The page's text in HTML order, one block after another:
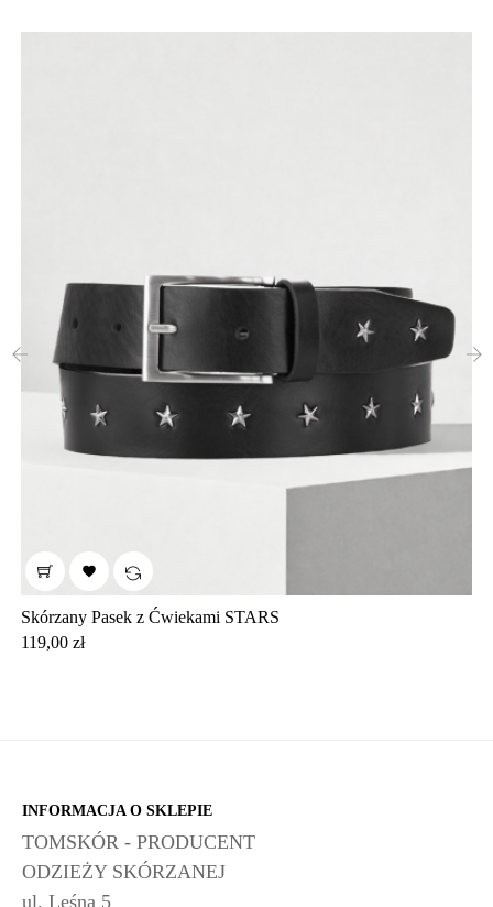

Skórzany Pasek z Ćwiekami STARS
Cena
119,00 zł
INFORMACJA O SKLEPIE
TOMSKÓR - PRODUCENT
ODZIEŻY SKÓRZANEJ
ul. Leśna 5